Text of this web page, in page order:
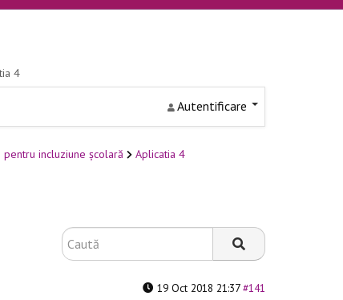
4
Autentificare
incluziune școlară Aplicatia 4
19 Oct 2018 21:37 #141